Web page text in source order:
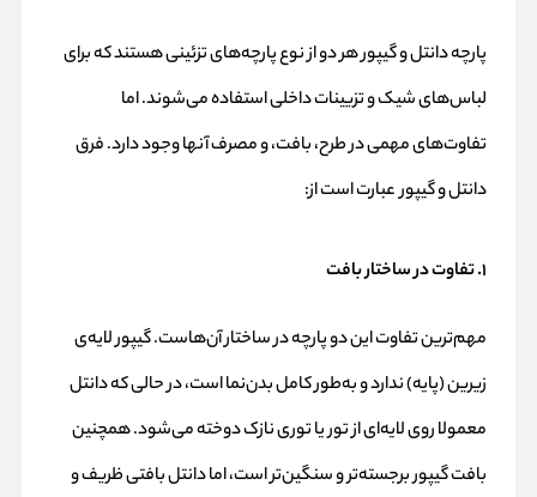
پارچه دانتل و گیپور هر دو از نوع پارچه‌های تزئینی هستند که برای
لباس‌های شیک و تزیینات داخلی استفاده می‌شوند. اما
تفاوت‌های مهمی در طرح، بافت، و مصرف آنها وجود دارد. فرق
دانتل و گیپور عبارت است از:
۱. تفاوت در ساختار بافت
مهم‌ترین تفاوت این دو پارچه در ساختار آن‌هاست. گیپور لایه‌ی
زیرین (پایه) ندارد و به‌طور کامل بدن‌نما است، در حالی که دانتل
معمولا روی لایه‌ای از تور یا توری نازک دوخته می‌شود. همچنین
بافت گیپور برجسته‌تر و سنگین‌تر است، اما دانتل بافتی ظریف و